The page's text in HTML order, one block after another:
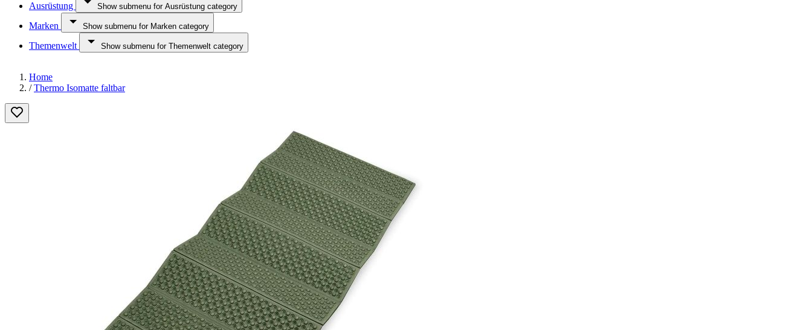
Ausrüstung Show submenu for Ausrüstung category
Marken Show submenu for Marken category
Themenwelt Show submenu for Themenwelt category
Home
/ Thermo Isomatte faltbar